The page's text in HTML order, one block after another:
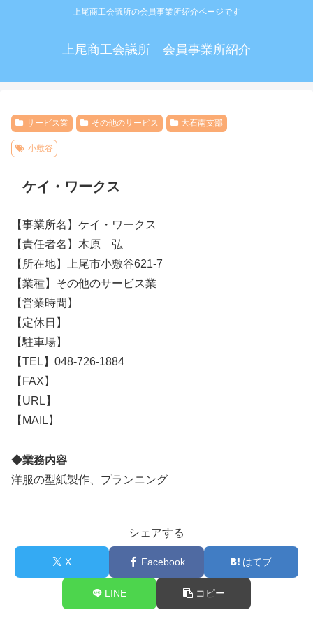
上尾商工会議所の会員事業所紹介ページです
上尾商工会議所 会員事業所紹介
サービス業 その他のサービス 大石南支部
小敷谷
ケイ・ワークス
【事業所名】ケイ・ワークス
【責任者名】木原 弘
【所在地】上尾市小敷谷621-7
【業種】その他のサービス業
【営業時間】
【定休日】
【駐車場】
【TEL】048-726-1884
【FAX】
【URL】
【MAIL】
◆業務内容
洋服の型紙製作、プランニング
シェアする
X Facebook はてブ
LINE コピー